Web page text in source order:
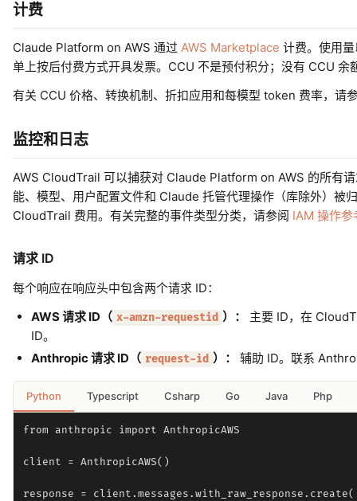
计费
Claude Platform on AWS 通过 AWS Marketplace 计费。使用
单上按后付费方式开具发票。CCU 不是预付积分；没有 CCU 余
有关 CCU 价格、转换机制、折扣应用和每模型 token 费率，请
监控和日志
AWS CloudTrail 可以捕获对 Claude Platform on AWS 的所有
能、模型、用户配置文件和 Claude 托管代理操作（库除外）被
CloudTrail 费用。有关完整的事件类型分类，请参阅 IAM 操作参
请求 ID
每个响应在响应头中包含两个请求 ID：
AWS 请求 ID（ x-amzn-requestid ）：
主要 ID，在
ID。
Anthropic 请求 ID（ request-id ）： 辅助 ID。联系
Python Typescript Csharp Go Java Php
from anthropic import AnthropicAWS
client = AnthropicAWS()
response = client.messages.with_raw_response.create(